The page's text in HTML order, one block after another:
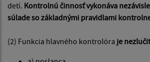
detí. Kontrolnú činnosť vykonáva
súlade so základnými pravidlami
(2) Funkcia hlavného kontrolóra je